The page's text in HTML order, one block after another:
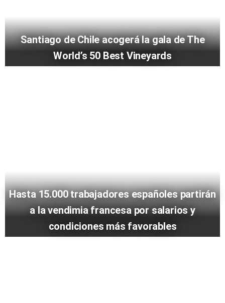
Santiago de Chile acogerá la gala de The
World’s 50 Best Vineyards
Hasta 15.000 trabajadores españoles partirán
a la vendimia francesa por salarios y
condiciones más favorables